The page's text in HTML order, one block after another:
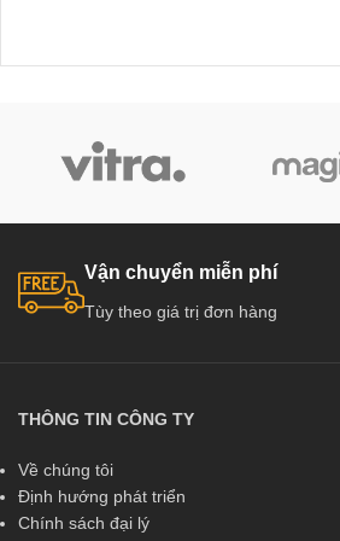
Cháy TCC.P1G1A “cửa ...
Vận chuyển miễn phí
Tùy theo giá trị đơn hàng
THÔNG TIN CÔNG TY
Về chúng tôi
Định hướng phát triển
Chính sách đại lý